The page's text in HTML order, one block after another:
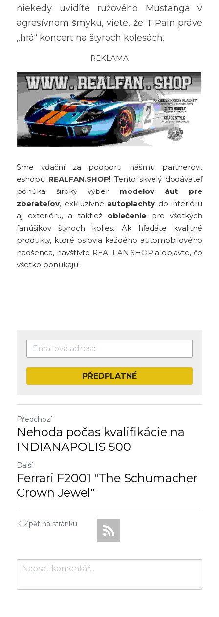
niekedy uvidíte ružového Mustanga v
agresívnom šmyku, viete, že T-Pain práve
„hrá“ koncert na štyroch kolesách.
REKLAMA
Sme vďační za podporu nášmu partnerovi,
eshopu REALFAN.SHOP! Tento skvelý dodávateľ
ponúka široký výber modelov áut pre
zberateľov, exkluzívne autoplachty do interiéru
aj exteriéru, a taktiež oblečenie pre všetkých
fanúšikov štyroch kolies. Ak hľadáte kvalitné
produkty, ktoré oslovia každého automobilového
nadšenca, navštívte REALFAN.SHOP a objavte, čo
všetko ponúkajú!
PŘEDPLATNÉ
Předchozí
Nehoda počas kvalifikácie na
INDIANAPOLIS 500
Další
Ferrari F2001 "The Schumacher
Crown Jewel"
Zpět na stránku